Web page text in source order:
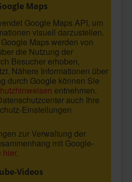
Maps
Google Maps API, um
visuell darzustellen.
Maps werden von
die Nutzung der
Besucher erhoben,
Nähere Informationen über
durch Google können Sie
entnehmen.
auch Ihre
Einstellungen
zur Verwaltung der
mit Google-
hier.
Videos